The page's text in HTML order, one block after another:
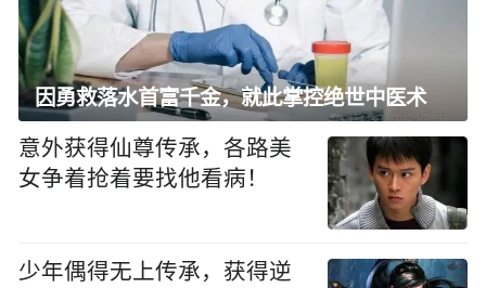
因勇救落水首富千金，就此掌控绝世中医术
意外获得仙尊传承，各路美
女争着抢着要找他看病！
少年偶得无上传承，获得逆